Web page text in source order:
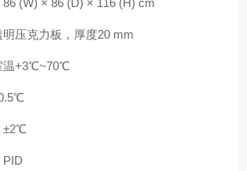
(W) × 86 (D) × 116 (H) cm
压克力板，厚度20 mm
温+3℃~70℃
±2℃
PID